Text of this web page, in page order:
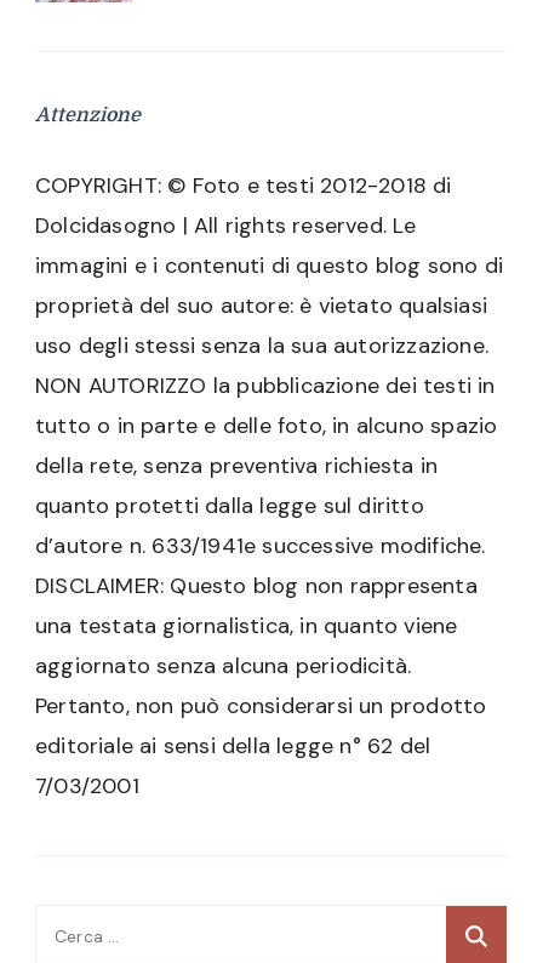
Attenzione
COPYRIGHT: © Foto e testi 2012-2018 di
Dolcidasogno | All rights reserved. Le
immagini e i contenuti di questo blog sono di
proprietà del suo autore: è vietato qualsiasi
uso degli stessi senza la sua autorizzazione.
NON AUTORIZZO la pubblicazione dei testi in
tutto o in parte e delle foto, in alcuno spazio
della rete, senza preventiva richiesta in
quanto protetti dalla legge sul diritto
d’autore n. 633/1941e successive modifiche.
DISCLAIMER: Questo blog non rappresenta
una testata giornalistica, in quanto viene
aggiornato senza alcuna periodicità.
Pertanto, non può considerarsi un prodotto
editoriale ai sensi della legge n° 62 del
7/03/2001
Ricerca